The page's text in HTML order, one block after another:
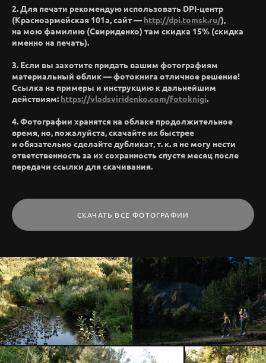
2. Для печати рекомендую использовать DPI-центр
(Красноармейская 101а, сайт — http://dpi.tomsk.ru/),
на мою фамилию (Свириденко) там скидка 15% (скидка
именно на печать).
3. Если вы захотите придать вашим фотографиям
материальный облик — фотокнига отличное решение!
Ссылка на примеры и инструкцию к дальнейшим
действиям: https://vladsviridenko.com/fotoknigi.
4. Фотографии хранятся на облаке продолжительное
время, но, пожалуйста, скачайте их быстрее
и обязательно сделайте дубликат, т. к. я не могу нести
ответственность за их сохранность спустя месяц после
передачи ссылки для скачивания.
СКАЧАТЬ ВСЕ ФОТОГРАФИИ